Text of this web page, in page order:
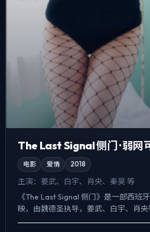
The Last Signal 侧门 · 弱网
电影 爱情 2018
主演： 姜武、白宇、肖央、秦昊 等
《The Last Signal 侧门》是一部西班
映，由魏德圣执导，姜武、白宇、肖
写，夜景与雨声贯穿全片，爱情线并不